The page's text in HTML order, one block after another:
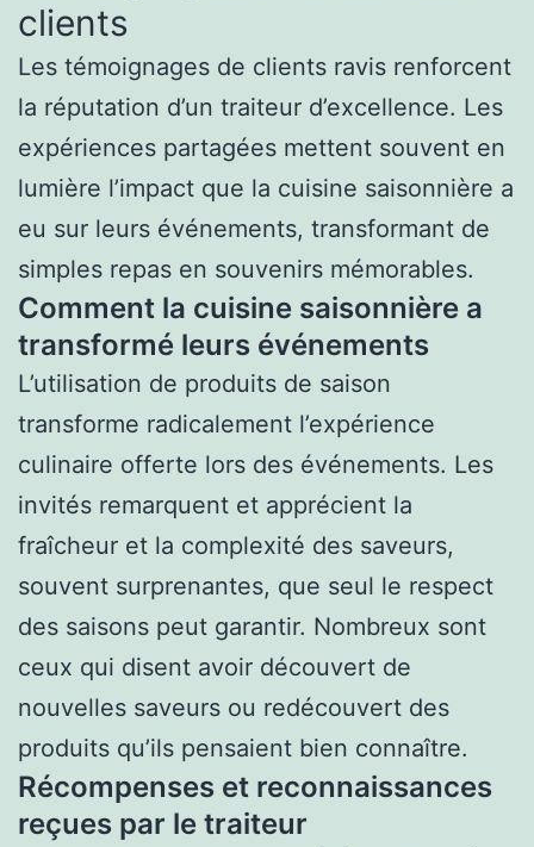
clients
Les témoignages de clients ravis renforcent
la réputation d’un traiteur d’excellence. Les
expériences partagées mettent souvent en
lumière l’impact que la cuisine saisonnière a
eu sur leurs événements, transformant de
simples repas en souvenirs mémorables.
Comment la cuisine saisonnière a
transformé leurs événements
L’utilisation de produits de saison
transforme radicalement l’expérience
culinaire offerte lors des événements. Les
invités remarquent et apprécient la
fraîcheur et la complexité des saveurs,
souvent surprenantes, que seul le respect
des saisons peut garantir. Nombreux sont
ceux qui disent avoir découvert de
nouvelles saveurs ou redécouvert des
produits qu’ils pensaient bien connaître.
Récompenses et reconnaissances
reçues par le traiteur